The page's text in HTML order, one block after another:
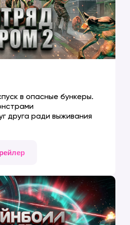
в опасные бункеры.
друга ради выживания